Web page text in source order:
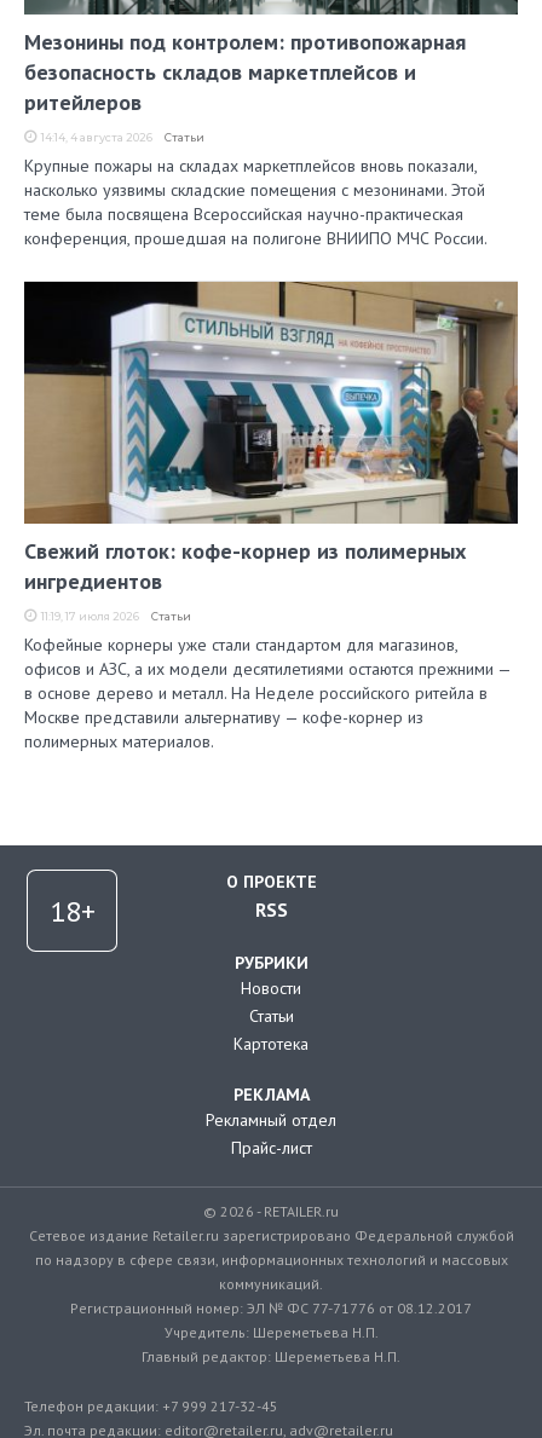
Мезонины под контролем: противопожарная
безопасность складов маркетплейсов и
ритейлеров
14:14, 4 августа 2026 Статьи
Крупные пожары на складах маркетплейсов вновь показали,
насколько уязвимы складские помещения с мезонинами. Этой
теме была посвящена Всероссийская научно-практическая
конференция, прошедшая на полигоне ВНИИПО МЧС России.
Свежий глоток: кофе-корнер из полимерных
ингредиентов
11:19, 17 июля 2026 Статьи
Кофейные корнеры уже стали стандартом для магазинов,
офисов и АЗС, а их модели десятилетиями остаются прежними —
в основе дерево и металл. На Неделе российского ритейла в
Москве представили альтернативу — кофе-корнер из
полимерных материалов.
О ПРОЕКТЕ
RSS
РУБРИКИ
Новости
Статьи
Картотека
РЕКЛАМА
Рекламный отдел
Прайс-лист
© 2026 - RETAILER.ru
Сетевое издание Retailer.ru зарегистрировано Федеральной службой
по надзору в сфере связи, информационных технологий и массовых
коммуникаций.
Регистрационный номер: ЭЛ № ФС 77-71776 от 08.12.2017
Учредитель: Шереметьева Н.П.
Главный редактор: Шереметьева Н.П.
Телефон редакции: +7 999 217-32-45
Эл. почта редакции: editor@retailer.ru, adv@retailer.ru